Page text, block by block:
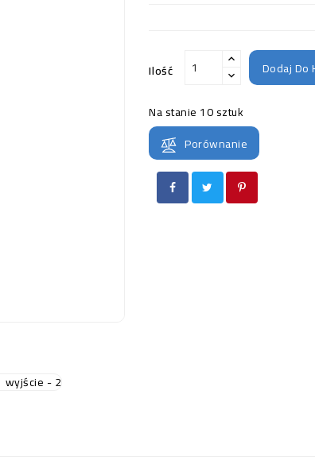
Ilość Dodaj Do
Na stanie 10 sztuk
Porównanie